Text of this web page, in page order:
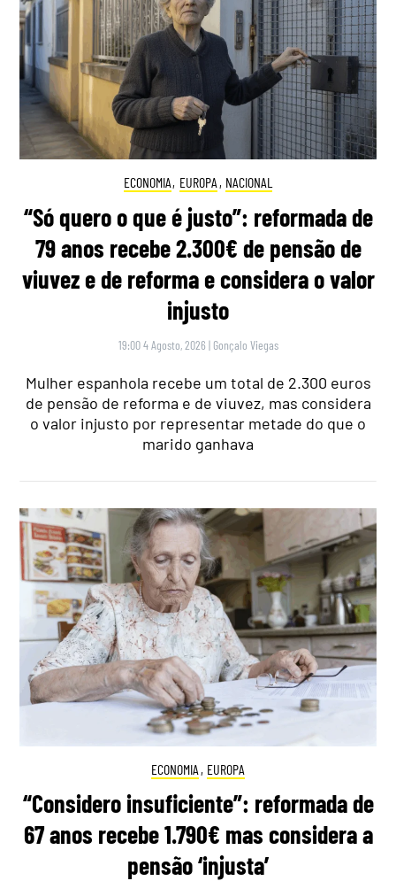
ECONOMIA, EUROPA , NACIONAL
“Só quero o que é justo”: reformada de
79 anos recebe 2.300€ de pensão de
viuvez e de reforma e considera o valor
injusto
19:00 4 Agosto, 2026 | Gonçalo Viegas
Mulher espanhola recebe um total de 2.300 euros
de pensão de reforma e de viuvez, mas considera
o valor injusto por representar metade do que o
marido ganhava
ECONOMIA , EUROPA
“Considero insuficiente”: reformada de
67 anos recebe 1.790€ mas considera a
pensão ‘injusta’